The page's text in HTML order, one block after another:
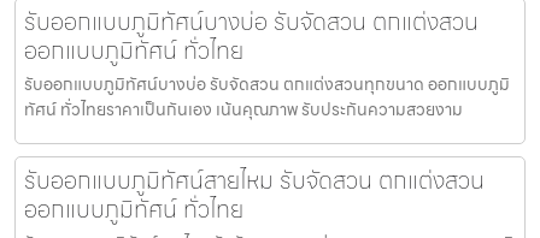
รับออกแบบภูมิทัศน์บางบ่อ รับจัดสวน ตกแต่งสวน
ออกแบบภูมิทัศน์ ทั่วไทย
รับออกแบบภูมิทัศน์บางบ่อ รับจัดสวน ตกแต่งสวนทุกขนาด ออกแบบภูมิ
ทัศน์ ทั่วไทยราคาเป็นกันเอง เน้นคุณภาพ รับประกันความสวยงาม
รับออกแบบภูมิทัศน์สายไหม รับจัดสวน ตกแต่งสวน
ออกแบบภูมิทัศน์ ทั่วไทย